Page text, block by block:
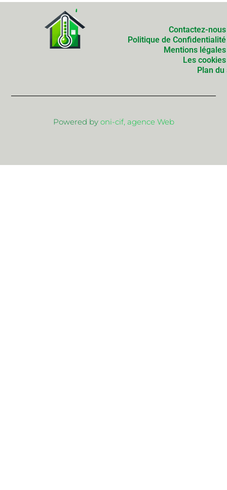
Contactez-nous
Politique de Confidentialité
Mentions légales
Les cookies
Plan du
Powered by oni-cif, agence Web